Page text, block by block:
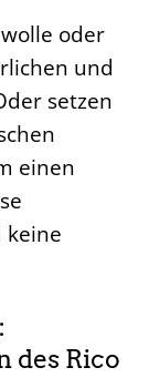
oder
und
setzen
einen
keine
des Rico